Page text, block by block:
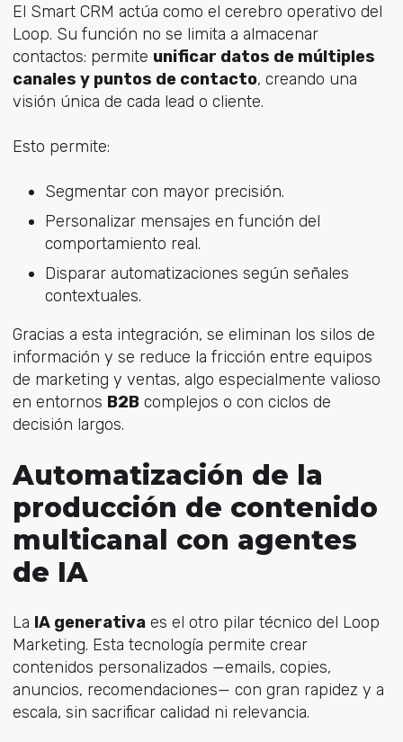
El Smart CRM actúa como el cerebro operativo del
Loop. Su función no se limita a almacenar
contactos: permite unificar datos de múltiples
canales y puntos de contacto, creando una
visión única de cada lead o cliente.
Esto permite:
Segmentar con mayor precisión.
Personalizar mensajes en función del
comportamiento real.
Disparar automatizaciones según señales
contextuales.
Gracias a esta integración, se eliminan los silos de
información y se reduce la fricción entre equipos
de marketing y ventas, algo especialmente valioso
en entornos B2Bcomplejos o con ciclos de
decisión largos.
Automatización de la
producción de contenido
multicanal con agentes
de IA
La IA generativaes el otro pilar técnico del Loop
Marketing. Esta tecnología permite crear
contenidos personalizados —emails, copies,
anuncios, recomendaciones— con gran rapidez y a
escala, sin sacrificar calidad ni relevancia.